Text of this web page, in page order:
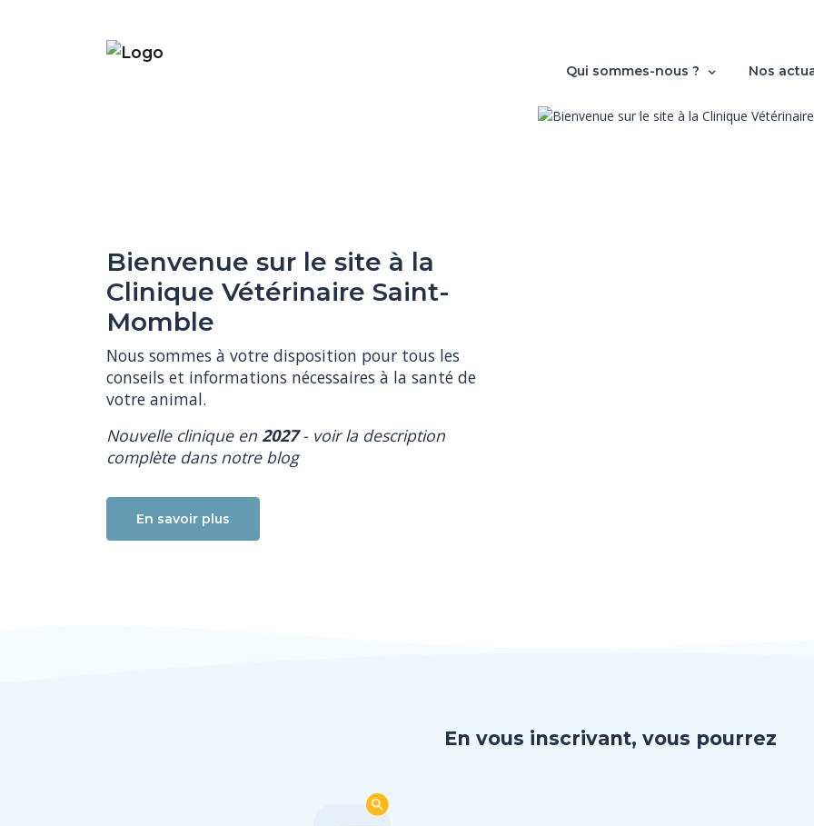
Qui sommes-nous ? Nos
Bienvenue sur le site à la
Clinique Vétérinaire Saint-
Momble
Nous sommes à votre disposition pour tous les
conseils et informations nécessaires à la santé de
votre animal.
Nouvelle clinique en 2027 - voir la description
complète dans notre blog
En savoir plus
En vous inscrivant, vous pourrez